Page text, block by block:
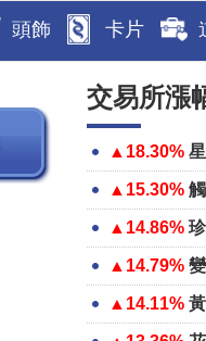
頭飾 卡片
交易所漲
▲18.30%
▲15.30%
▲14.86%
▲14.79%
▲14.11%